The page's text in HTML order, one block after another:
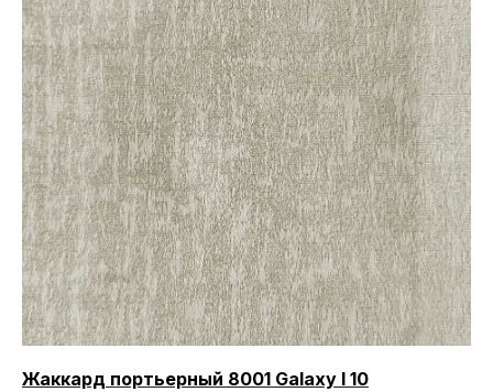
Жаккард портьерный 8001 Galaxy I 10